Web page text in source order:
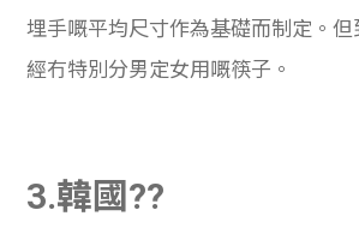
埋手嘅平均尺寸作為基礎而制定。
經冇特別分男定女用嘅筷子。
3.韓國??